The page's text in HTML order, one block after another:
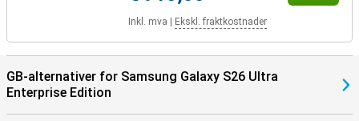
sportsdataene dine. Eller par den nye enheten din med Samsung
Galaxy Buds 4 eller Samsung Galaxy Buds 4 Pro. På denne måten
blir du varslet når du mottar en samtale, og du kan svare med ett
trykk på øreproppene.
Oppdag mer med Galaxy S26-serien
Er du nysgjerrig på de andre modellene i Samsung Galaxy S26-
serien? Sjekk også ut Samsung Galaxy S26 og Samsung Galaxy
Inkl. mva Ekskl. fraktkostnader
GB-alternativer for Samsung Galaxy S26 Ultra
Enterprise Edition